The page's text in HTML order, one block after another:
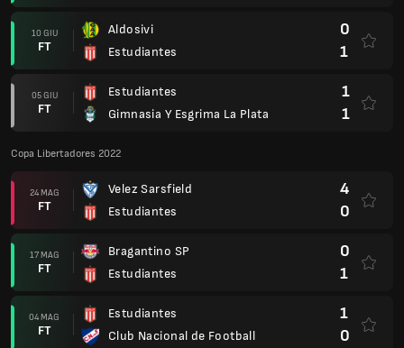
10 GIU
FT
Aldosivi
Estudiantes
0
1
05 GIU
FT
Estudiantes
Gimnasia Y Esgrima La Plata
1
1
Copa Libertadores 2022
24 MAG
FT
Velez Sarsfield
Estudiantes
4
0
17 MAG
FT
Bragantino SP
Estudiantes
0
1
04 MAG
FT
Estudiantes
Club Nacional de Football
1
0